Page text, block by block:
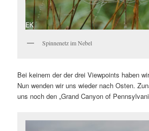
Spinnenetz im Nebel
Bei keinem der der drei Viewpoints haben
Nun wenden wir uns wieder nach Osten.
uns noch den „Grand Canyon of